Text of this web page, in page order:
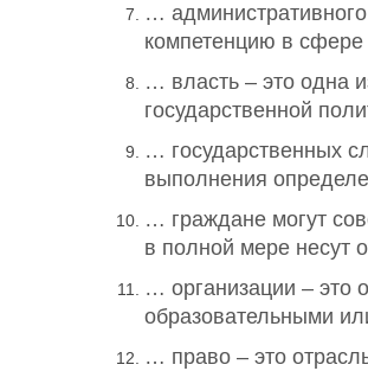
…
компетенцию в
… власть – это одна
государственной
… государственных
выполнения
… граждане могут
в полной мере несут
… организации – это
образовательными
… право – это